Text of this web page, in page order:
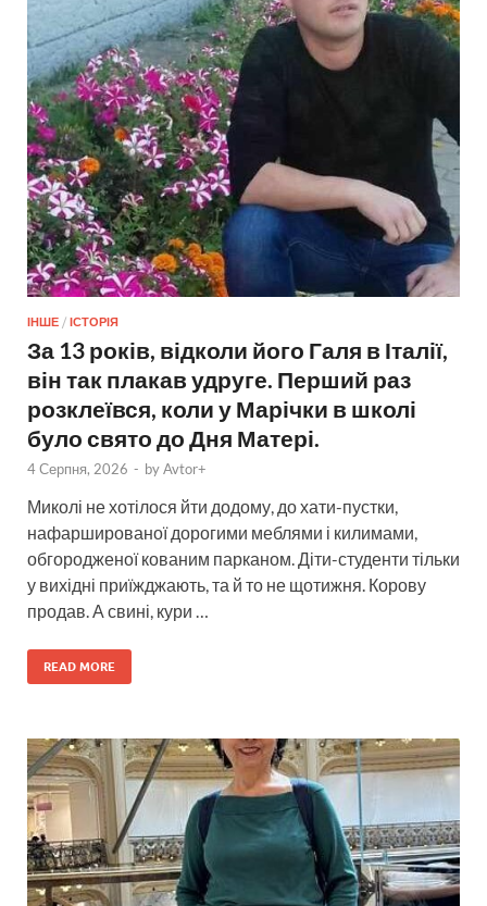
ІНШЕ / ІСТОРІЯ
За 13 років, відколи його Галя в Італії,
він так плакав удруге. Перший раз
розклеївся, коли у Марічки в школі
було свято до Дня Матері.
4 Серпня, 2026 - byAvtor+
Миколі не хотілося йти додому, до хати-пустки,
нафаршированої дорогими меблями і килимами,
обгородженої кованим парканом. Діти-студенти тільки
у вихідні приїжджають, та й то не щотижня. Корову
продав. А свині, кури …
READ MORE